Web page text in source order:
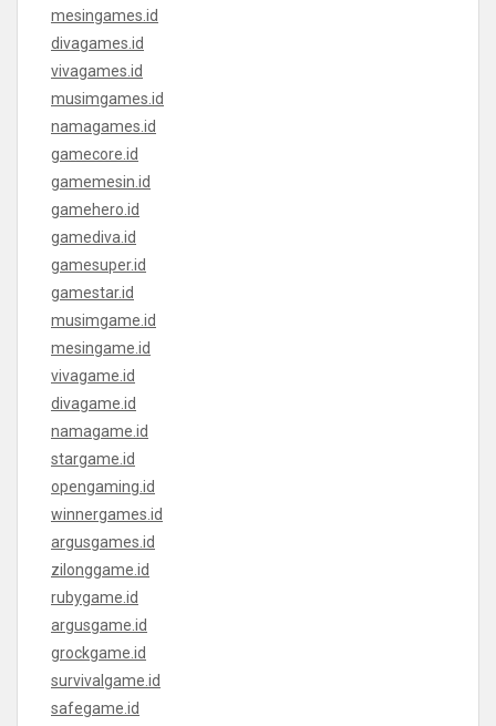
mesingames.id
divagames.id
vivagames.id
musimgames.id
namagames.id
gamecore.id
gamemesin.id
gamehero.id
gamediva.id
gamesuper.id
gamestar.id
musimgame.id
mesingame.id
vivagame.id
divagame.id
namagame.id
stargame.id
opengaming.id
winnergames.id
argusgames.id
zilonggame.id
rubygame.id
argusgame.id
grockgame.id
survivalgame.id
safegame.id